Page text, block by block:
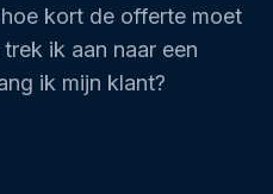
kort de offerte moet
ik aan naar een
ik mijn klant?